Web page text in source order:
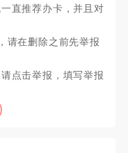
直推荐办卡，并且对
请在删除之前先举报
点击举报，填写举报